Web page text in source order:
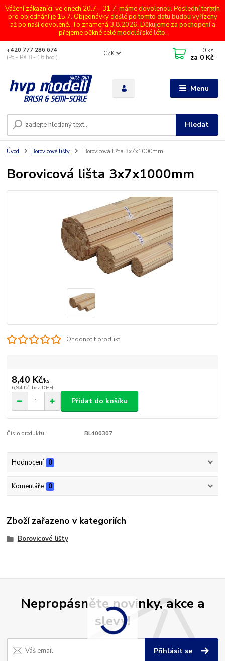
Vážení zákazníci, ve dnech 20.7 - 31.7. máme dovolenou. Poslední termín
pro objednání je 15.7. Objednávky došlé po tomto datu budou vyřízeny
až po naší dovolené. To znamená 3.8.2026. Děkujeme za pochopení a
přejeme pěkné celé modelářské léto.
Menu
CZK
Hledat
+420 777 286 674
(Po - Pá 8 - 16 hod.)
0 ks
za 0 Kč
Úvod Borovicové lišty Borovicová lišta 3x7x1000mm
Borovicová lišta 3x7x1000mm
Ohodnotit produkt
8,40 Kč/ks
6,94 Kč bez DPH
Přidat do košíku
Číslo produktu: BL400307
Hodnocení 0
Komentáře 0
Zboží zařazeno v kategoriích
Borovicové lišty
Nepropásněte novinky, akce a
slevy!
Přihlásit se